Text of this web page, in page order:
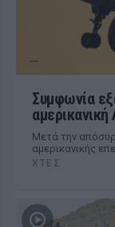
Συμφωνία
Μετά την
αμερικανικής
ΧΤΕΣ